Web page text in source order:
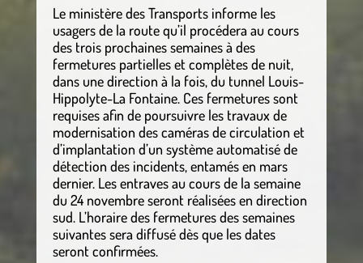
Le ministère des Transports informe les
usagers de la route qu’il procédera au cours
des trois prochaines semaines à des
fermetures partielles et complètes de nuit,
dans une direction à la fois, du tunnel Louis-
Hippolyte-La Fontaine. Ces fermetures sont
requises afin de poursuivre les travaux de
modernisation des caméras de circulation et
d’implantation d’un système automatisé de
détection des incidents, entamés en mars
dernier. Les entraves au cours de la semaine
du 24 novembre seront réalisées en direction
sud. L’horaire des fermetures des semaines
suivantes sera diffusé dès que les dates
seront confirmées.